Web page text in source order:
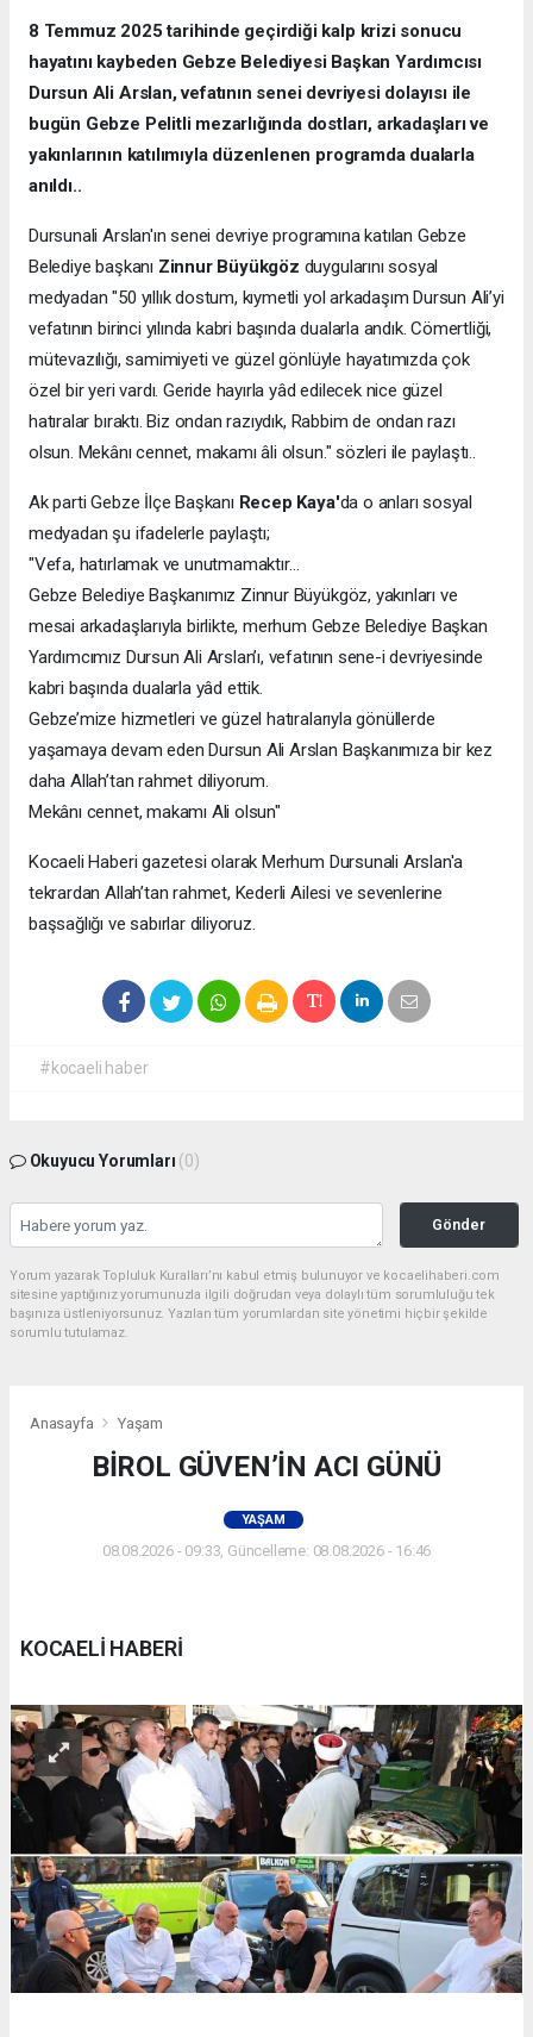
8 Temmuz 2025 tarihinde geçirdiği kalp krizi sonucu
hayatını kaybeden Gebze Belediyesi Başkan Yardımcısı
Dursun Ali Arslan, vefatının senei devriyesi dolayısı ile
bugün Gebze Pelitli mezarlığında dostları, arkadaşları ve
yakınlarının katılımıyla düzenlenen programda dualarla
anıldı..
Dursunali Arslan'ın senei devriye programına katılan Gebze
Belediye başkanı Zinnur Büyükgöz duygularını sosyal
medyadan "50 yıllık dostum, kıymetli yol arkadaşım Dursun Ali’yi
vefatının birinci yılında kabri başında dualarla andık. Cömertliği,
mütevazılığı, samimiyeti ve güzel gönlüyle hayatımızda çok
özel bir yeri vardı. Geride hayırla yâd edilecek nice güzel
hatıralar bıraktı. Biz ondan razıydık, Rabbim de ondan razı
olsun. Mekânı cennet, makamı âli olsun." sözleri ile paylaştı..
Ak parti Gebze İlçe Başkanı Recep Kaya'da o anları sosyal
medyadan şu ifadelerle paylaştı;
"Vefa, hatırlamak ve unutmamaktır…
Gebze Belediye Başkanımız Zinnur Büyükgöz, yakınları ve
mesai arkadaşlarıyla birlikte, merhum Gebze Belediye Başkan
Yardımcımız Dursun Ali Arslan’ı, vefatının sene-i devriyesinde
kabri başında dualarla yâd ettik.
Gebze’mize hizmetleri ve güzel hatıralarıyla gönüllerde
yaşamaya devam eden Dursun Ali Arslan Başkanımıza bir kez
daha Allah’tan rahmet diliyorum.
Mekânı cennet, makamı Ali olsun"
Kocaeli Haberi gazetesi olarak Merhum Dursunali Arslan'a
tekrardan Allah’tan rahmet, Kederli Ailesi ve sevenlerine
başsağlığı ve sabırlar diliyoruz.
#kocaeli haber
Okuyucu Yorumları (0)
Gönder
Yorum yazarak Topluluk Kuralları’nı kabul etmiş bulunuyor ve kocaelihaberi.com
sitesine yaptığınız yorumunuzla ilgili doğrudan veya dolaylı tüm sorumluluğu tek
başınıza üstleniyorsunuz. Yazılan tüm yorumlardan site yönetimi hiçbir şekilde
sorumlu tutulamaz.
Anasayfa Yaşam
BİROL GÜVEN’İN ACI GÜNÜ
YAŞAM
08.08.2026 - 09:33, Güncelleme: 08.08.2026 - 16:46
KOCAELİ HABERİ